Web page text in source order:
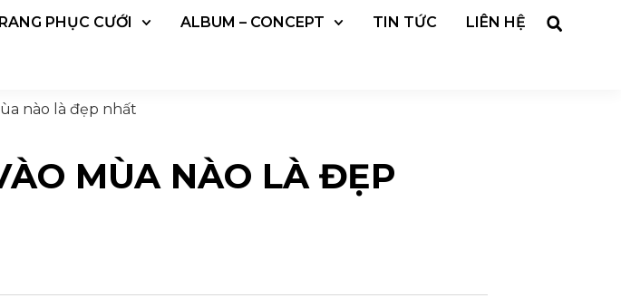
PHỤC CƯỚI ALBUM – CONCEPT TIN TỨC LIÊN HỆ
nào là đẹp nhất
MÙA NÀO LÀ ĐẸP